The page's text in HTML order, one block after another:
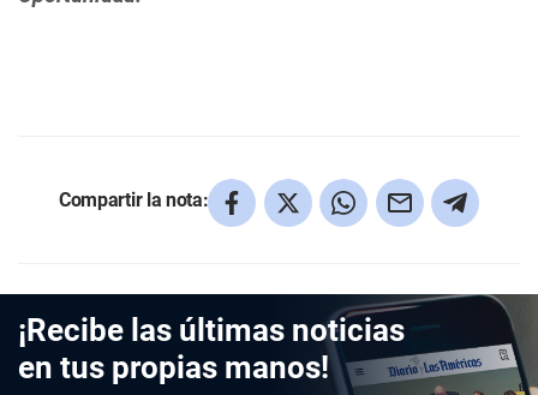
Compartir la nota:
¡Recibe las últimas noticias
en tus propias manos!